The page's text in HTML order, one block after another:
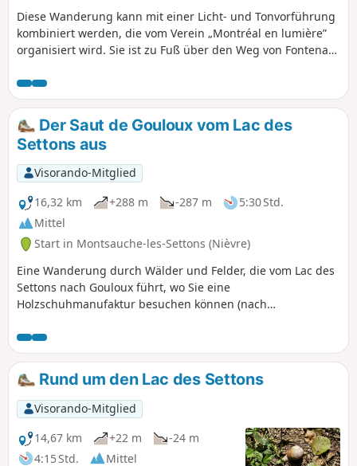
Diese Wanderung kann mit einer Licht- und Tonvorführung
kombiniert werden, die vom Verein „Montréal en lumière”
organisiert wird. Sie ist zu Fuß über den Weg von Fontenay-
die D957. Von der Autobahn A6 nehmen Sie die Ausfahrt
Avallon. Montréal liegt 7 km von der Ausfahrt entfernt.
Der Saut de Gouloux vom Lac des
Settons aus
Visorando-Mitglied
16,32 km
+288 m -287 m
5:30 Std.
Mittel
Start in Montsauche-les-Settons (Nièvre)
Eine Wanderung durch Wälder und Felder, die vom Lac des
Settons nach Gouloux führt, wo Sie eine
Holzschuhmanufaktur besuchen können (nach
Gouloux und die Cascades de La Cure entdecken. Genießen
Sie den Blick auf diesen reißenden Fluss. Der Rückweg führt
durch Dörfer und in der Nähe eines der Moore des Morvan,
an einem Ort namens Morégnon.
Rund um den Lac des Settons
Visorando-Mitglied
14,67 km
+22 m
-24 m
4:15 Std.
Mittel